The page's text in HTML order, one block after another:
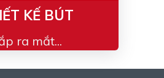
KẾ BÚT
ra mắt...